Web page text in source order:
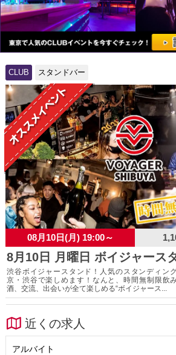
CLUB スタンドバー
08月10日(月) 19:00～
8月10日 月曜日 ボイジャース
渋谷ボイジャースタンド！人気のスタンディン
京・渋谷で楽しめます！なんと、時間無制限飲
酒、交流、出会いが全て楽しめる“ボイジャース...
近くの求人
アルバイト